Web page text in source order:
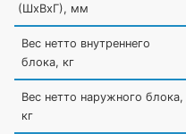
(ШxВxГ), мм
Вес нетто внутреннего
блока, кг
Вес нетто наружного блока,
кг